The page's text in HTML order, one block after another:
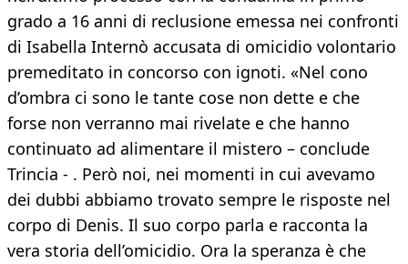
grado a 16 anni di reclusione emessa nei confronti
di Isabella Internò accusata di omicidio volontario
premeditato in concorso con ignoti. «Nel cono
d’ombra ci sono le tante cose non dette e che
forse non verranno mai rivelate e che hanno
continuato ad alimentare il mistero – conclude
Trincia - . Però noi, nei momenti in cui avevamo
dei dubbi abbiamo trovato sempre le risposte nel
corpo di Denis. Il suo corpo parla e racconta la
vera storia dell’omicidio. Ora la speranza è che